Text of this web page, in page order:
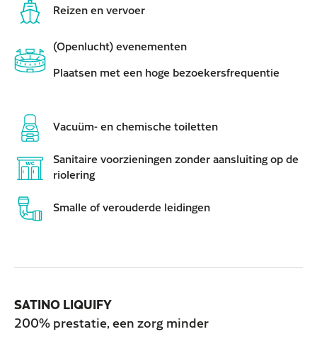
Reizen en vervoer
(Openlucht) evenementen
Plaatsen met een hoge bezoekersfrequentie
Vacuüm- en chemische toiletten
Sanitaire voorzieningen zonder aansluiting op de
riolering
Smalle of verouderde leidingen
SATINO LIQUIFY
200% prestatie, een zorg minder